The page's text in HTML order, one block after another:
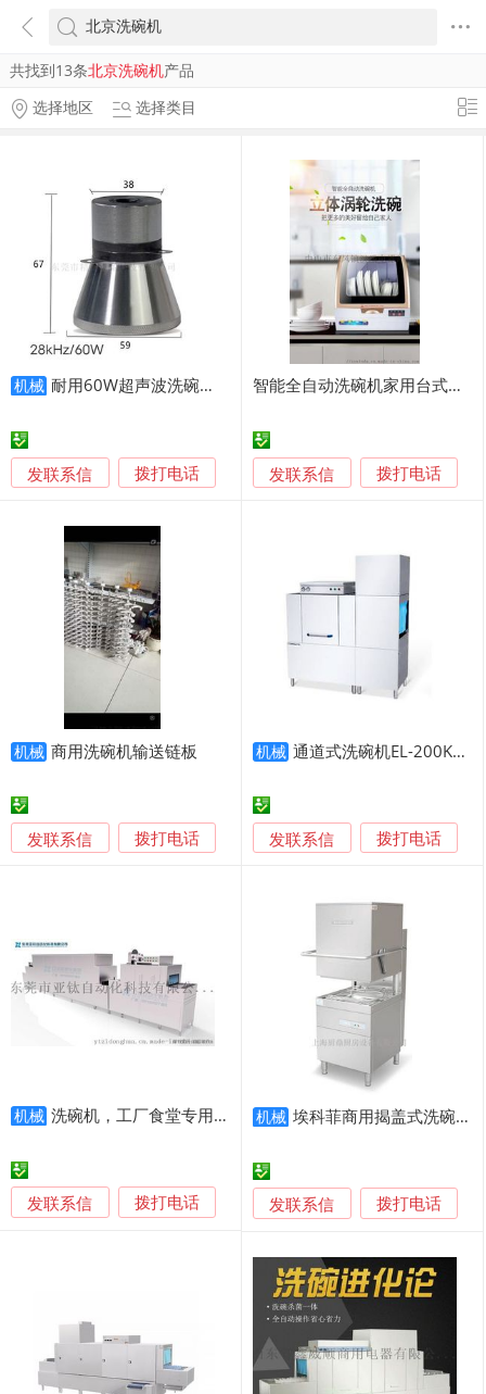
共找到13条北京洗碗机产品
选择地区
选择类目
机械 耐用60W超声波洗碗机振头 28KHZ高频清洗
发联系信 拨打电话
智能全自动洗碗机家用台式免安装刷碗机
发联系信 拨打电话
机械 商用洗碗机输送链板
发联系信 拨打电话
机械 通道式洗碗机EL-200KN(H)
发联系信 拨打电话
机械 洗碗机，工厂食堂专用洗碗机GYT-70，清洗量大
发联系信 拨打电话
机械 埃科菲商用揭盖式洗碗机
发联系信 拨打电话